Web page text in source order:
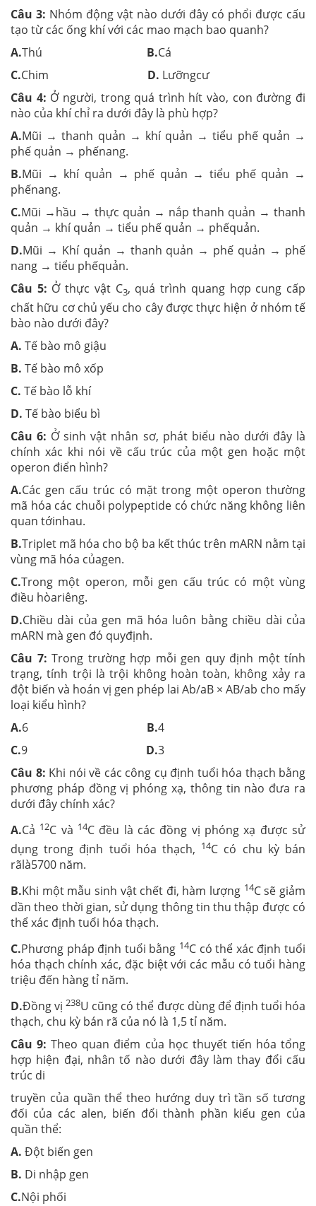
Câu 3: Nhóm động vật nào dưới đây có phổi được cấu
tạo từ các ống khí với các mao mạch bao quanh?
A.Thú B.Cá
C.Chim D. Lưỡngcư
Câu 4: Ở người, trong quá trình hít vào, con đường đi
nào của khí chỉ ra dưới đây là phù hợp?
A.Mũi → thanh quản → khí quản → tiểu phế quản →
phế quản → phếnang.
B.Mũi → khí quản → phế quản → tiểu phế quản →
phếnang.
C.Mũi →hầu → thực quản → nắp thanh quản → thanh
quản → khí quản → tiểu phế quản → phếquản.
D.Mũi → Khí quản → thanh quản → phế quản → phế
nang → tiểu phếquản.
Câu 5: Ở thực vật C3, quá trình quang hợp cung cấp
chất hữu cơ chủ yếu cho cây được thực hiện ở nhóm tế
bào nào dưới đây?
A. Tế bào mô giậu
B. Tế bào mô xốp
C. Tế bào lỗ khí
D. Tế bào biểu bì
Câu 6: Ở sinh vật nhân sơ, phát biểu nào dưới đây là
chính xác khi nói về cấu trúc của một gen hoặc một
operon điển hình?
A.Các gen cấu trúc có mặt trong một operon thường
mã hóa các chuỗi polypeptide có chức năng không liên
quan tớinhau.
B.Triplet mã hóa cho bộ ba kết thúc trên mARN nằm tại
vùng mã hóa củagen.
C.Trong một operon, mỗi gen cấu trúc có một vùng
điều hòariêng.
D.Chiều dài của gen mã hóa luôn bằng chiều dài của
mARN mà gen đó quyđịnh.
Câu 7: Trong trường hợp mỗi gen quy định một tính
trạng, tính trội là trội không hoàn toàn, không xảy ra
đột biến và hoán vị gen phép lai Ab/aB × AB/ab cho mấy
loại kiểu hình?
A.6 B.4
C.9 D.3
Câu 8: Khi nói về các công cụ định tuổi hóa thạch bằng
phương pháp đồng vị phóng xạ, thông tin nào đưa ra
dưới đây chính xác?
A.Cả 12C và 14C đều là các đồng vị phóng xạ được sử
dụng trong định tuổi hóa thạch, 14C có chu kỳ bán
rãlà5700 năm.
B.Khi một mẫu sinh vật chết đi, hàm lượng 14C sẽ giảm
dần theo thời gian, sử dụng thông tin thu thập được có
thể xác định tuổi hóa thạch.
C.Phương pháp định tuổi bằng 14C có thể xác định tuổi
hóa thạch chính xác, đặc biệt với các mẫu có tuổi hàng
triệu đến hàng tỉ năm.
D.Đồng vị238U cũng có thể được dùng để định tuổi hóa
thạch, chu kỳ bán rã của nó là 1,5 tỉ năm.
Câu 9:Theo quan điểm của học thuyết tiến hóa tổng
hợp hiện đại, nhân tố nào dưới đây làm thay đổi cấu
trúc di
truyền của quần thể theo hướng duy trì tần số tương
đối của các alen, biến đổi thành phần kiểu gen của
quần thể:
A. Đột biến gen
B. Di nhập gen
C.Nội phối